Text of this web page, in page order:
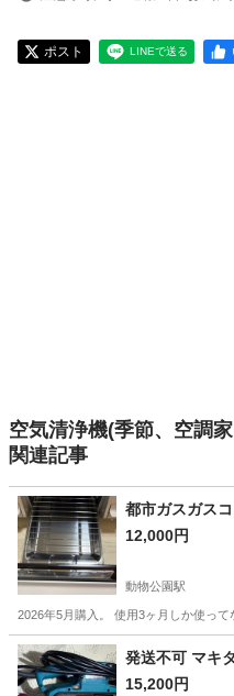
ポスト LINEで送る
空気清浄機(季節、空調
関連記事
都市ガスガス
12,000円
動物公園駅
2026年5月購入。 使用3ヶ月しか使って
千葉 千葉市 動物公園駅
発送不可 マキ
15,200円